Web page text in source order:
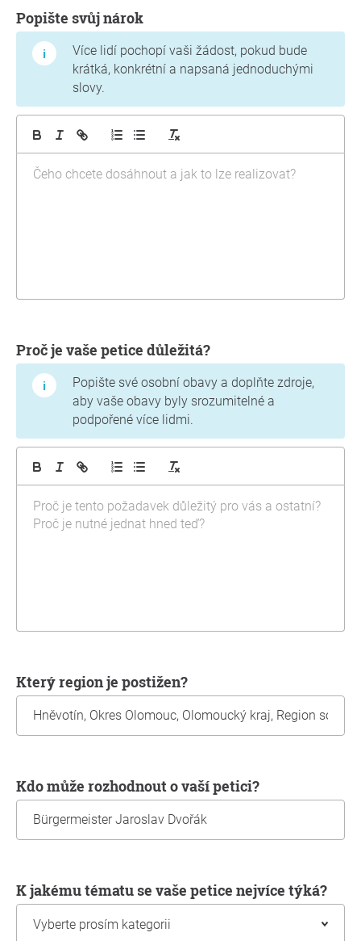
Popište svůj nárok
Více lidí pochopí vaši žádost, pokud bude
krátká, konkrétní a napsaná jednoduchými
slovy.
Proč je vaše petice důležitá?
Popište své osobní obavy a doplňte zdroje,
aby vaše obavy byly srozumitelné a
podpořené více lidmi.
Který region je postižen?
Kdo může rozhodnout o vaší petici?
K jakému tématu se vaše petice nejvíce týká?